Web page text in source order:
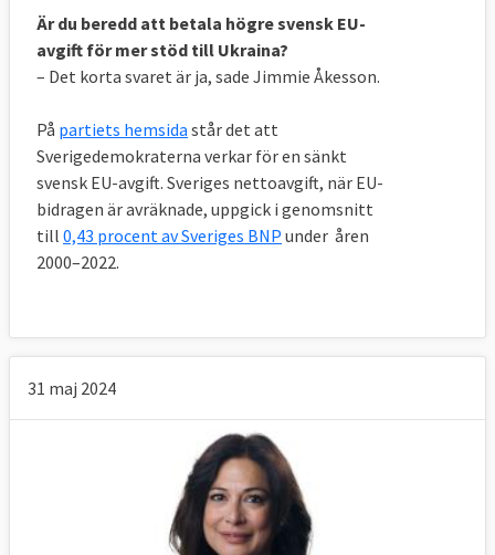
Är du beredd att betala högre svensk EU-
avgift för mer stöd till Ukraina?
– Det korta svaret är ja, sade Jimmie Åkesson.
På partiets hemsida står det att
Sverigedemokraterna verkar för en sänkt
svensk EU-avgift. Sveriges nettoavgift, när EU-
bidragen är avräknade, uppgick i genomsnitt
till 0,43 procent av Sveriges BNP under åren
2000–2022.
31 maj 2024